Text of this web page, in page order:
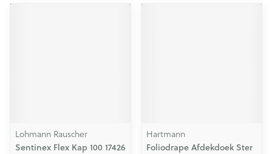
Lohmann Rauscher
Sentinex Flex Kap 100 17426
Hartmann
Foliodrape Afdekdoek Ster